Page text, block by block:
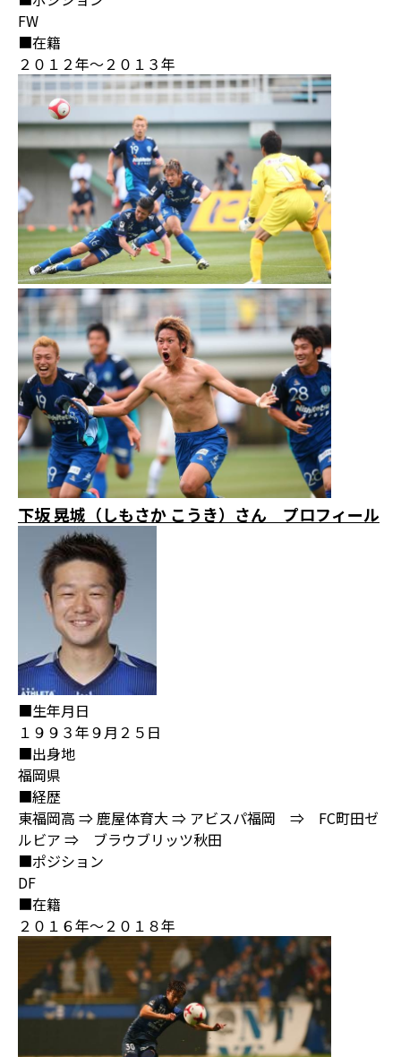
FW
■在籍
２０１２年～２０１３年
下坂 晃城（しもさか こうき）さん プロフィール
■生年月日
１９９３年９月２５日
■出身地
福岡県
■経歴
東福岡高 ⇒ 鹿屋体育大 ⇒ アビスパ福岡 ⇒ FC町田ゼ
ルビア ⇒ ブラウブリッツ秋田
■ポジション
DF
■在籍
２０１６年～２０１８年